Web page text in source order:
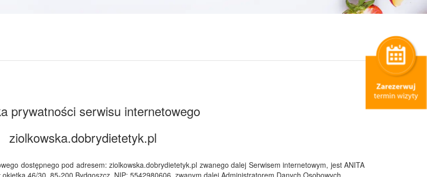
prywatności serwisu internetowego
ziolkowska.dobrydietetyk.pl
dostępnego pod adresem: ziolkowska.dobrydietetyk.pl zwanego dalej Serwisem internetowym, jest ANITA
46/30, 85-200 Bydgoszcz, NIP: 5542980606, zwanym dalej Administratorem Danych Osobowych.